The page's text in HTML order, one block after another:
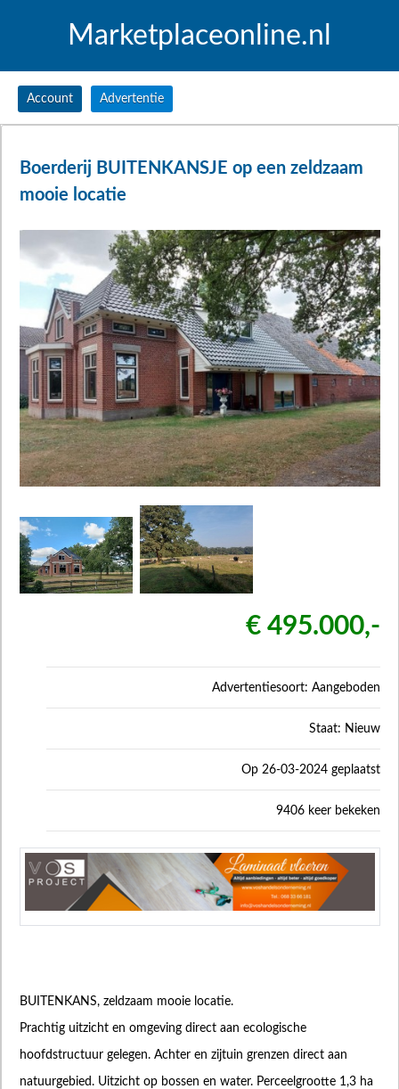
Marketplaceonline.nl
Account Advertentie
Boerderij BUITENKANSJE op een zeldzaam
mooie locatie
€ 495.000,-
Advertentiesoort: Aangeboden
Staat: Nieuw
Op 26-03-2024 geplaatst
9406 keer bekeken
BUITENKANS, zeldzaam mooie locatie.
Prachtig uitzicht en omgeving direct aan ecologische
hoofdstructuur gelegen. Achter en zijtuin grenzen direct aan
natuurgebied. Uitzicht op bossen en water. Perceelgrootte 1,3 ha